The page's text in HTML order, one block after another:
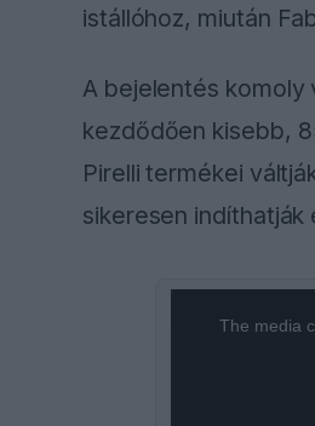
istállóhoz, miután
A bejelentés komoly
kezdődően kisebb,
Pirelli termékei
sikeresen indíthatják
The media